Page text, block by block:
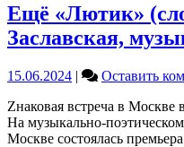
Ещё «Лютик»
Заславская,
15.06.2024 | Оставить
Zнаковая встреча в Москве
На музыкально-
Москве состоялась